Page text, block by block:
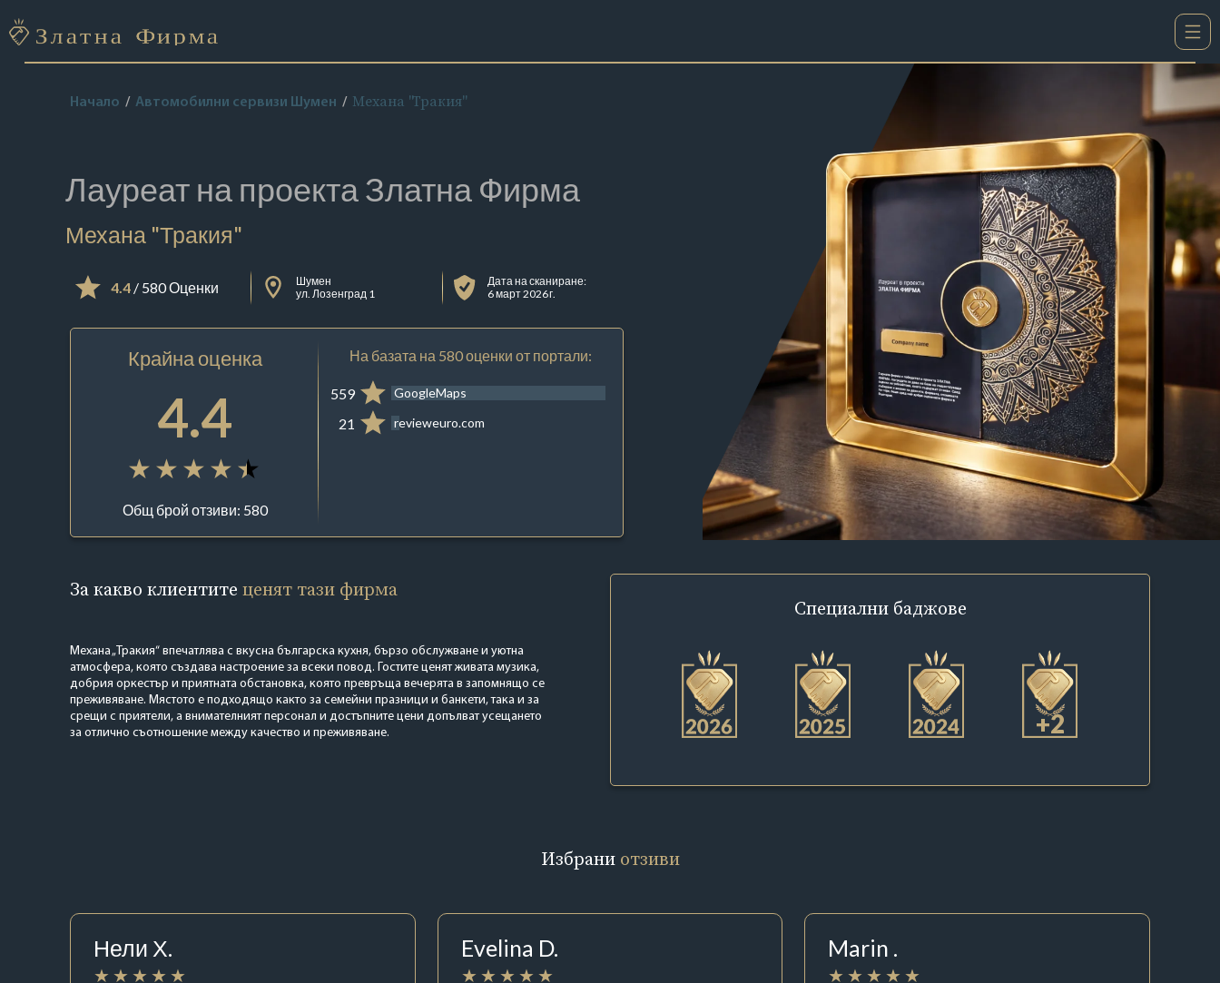
Начало Автомобилни сервизи Шумен Механа "Тракия"
Лауреат на проектаЗлатна Фирма
Механа "Тракия"
4.4/ 580 Оценки
Шумен
ул. Лозенград 1
Дата на сканиране:
6 март 2026 г.
Крайна оценка
4.4
Общ брой отзиви: 580
На базата на 580 оценки от портали:
559 GoogleMaps
21 revieweuro.com
За какво клиентите ценят тази фирма
Механа „Тракия“ впечатлява с вкусна българска кухня, бързо обслужване и уютна
атмосфера, която създава настроение за всеки повод. Гостите ценят живата музика,
добрия оркестър и приятната обстановка, която превръща вечерята в запомнящо се
преживяване. Мястото е подходящо както за семейни празници и банкети, така и за
срещи с приятели, а внимателният персонал и достъпните цени допълват усещането
за отлично съотношение между качество и преживяване.
Специални баджове
+2
Избрани отзиви
Нели Х. Evelina D. Marin .